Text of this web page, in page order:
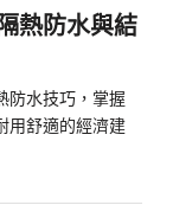
熱防水與結
防水技巧，掌握
用舒適的經濟建